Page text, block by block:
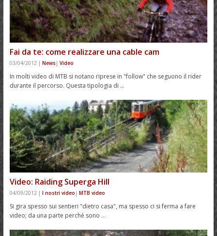
Fai da te: come realizzare una cable cam
03/04/2012 | News | Video
In molti video di MTB si notano riprese in "follow" che seguono il rider
durante il percorso. Questa tipologia di …
Video: Raiding Superga Hill
04/09/2012 | I nostri video | MTB video
Si gira spesso sui sentieri "dietro casa", ma spesso ci si ferma a fare
video; da una parte perchè sono …